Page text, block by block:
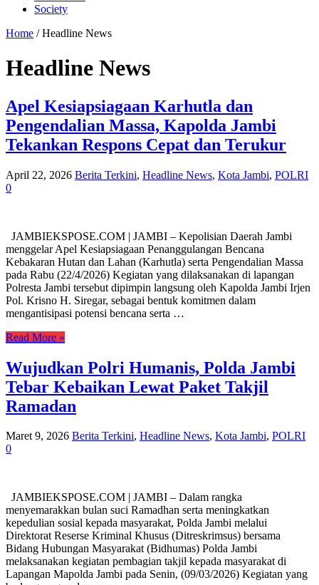
Society
Home / Headline News
Headline News
Apel Kesiapsiagaan Karhutla dan
Pengendalian Massa, Kapolda Jambi
Tekankan Respons Cepat dan Terukur
April 22, 2026 Berita Terkini, Headline News, Kota Jambi, POLRI
0
JAMBIEKSPOSE.COM | JAMBI – Kepolisian Daerah Jambi
menggelar Apel Kesiapsiagaan Penanggulangan Bencana
Kebakaran Hutan dan Lahan (Karhutla) serta Pengendalian Massa
pada Rabu (22/4/2026) Kegiatan yang dilaksanakan di lapangan
Polresta Jambi tersebut dipimpin langsung oleh Kapolda Jambi Irjen
Pol. Krisno H. Siregar, sebagai bentuk komitmen dalam
mengantisipasi potensi bencana serta …
Read More »
Wujudkan Polri Humanis, Polda Jambi
Tebar Kebaikan Lewat Paket Takjil
Ramadan
Maret 9, 2026 Berita Terkini, Headline News, Kota Jambi, POLRI
0
JAMBIEKSPOSE.COM | JAMBI – Dalam rangka
menyemarakkan bulan suci Ramadhan serta meningkatkan
kepedulian sosial kepada masyarakat, Polda Jambi melalui
Direktorat Reserse Kriminal Khusus (Ditreskrimsus) bersama
Bidang Hubungan Masyarakat (Bidhumas) Polda Jambi
melaksanakan kegiatan pembagian takjil kepada masyarakat di
Lapangan Mapolda Jambi pada Senin, (09/03/2026) Kegiatan yang